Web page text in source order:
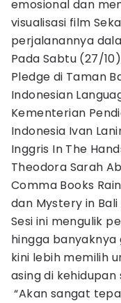
emosional dan
visualisasi film
perjalanannya
Pada Sabtu (27/
Pledge di Taman
Indonesian
Kementerian
Indonesia Ivan
Inggris In The
Theodora Sarah
Comma Books
dan Mystery in
Sesi ini mengulik
hingga banyaknya
kini lebih memilih
asing di
“Akan sangat